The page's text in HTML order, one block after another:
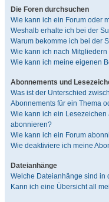
Die Foren durchsuchen
Wie kann ich ein Forum oder
Weshalb erhalte ich bei der
Warum bekomme ich bei der
Wie kann ich nach
Wie kann ich meine eigenen
Abonnements und
Was ist der Unterschied
Abonnements für ein Thema
Wie kann ich ein
abonnieren?
Wie kann ich ein Forum
Wie deaktiviere ich meine
Dateianhänge
Welche Dateianhänge sind in
Kann ich eine Übersicht all